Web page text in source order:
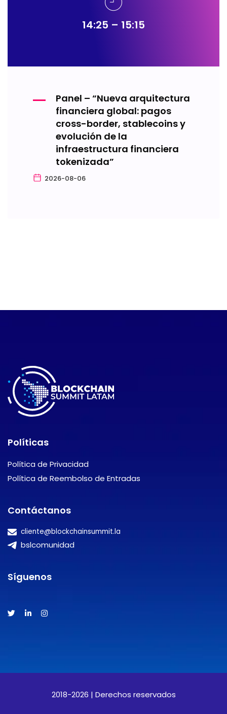
14:25 – 15:15
Panel – “Nueva arquitectura
financiera global: pagos
cross-border, stablecoins y
evolución de la
infraestructura financiera
tokenizada”
2026-08-06
Políticas
Política de Privacidad
Política de Reembolso de Entradas
Contáctanos
cliente@blockchainsummit.la
bslcomunidad
Síguenos
2018-2026 | Derechos reservados